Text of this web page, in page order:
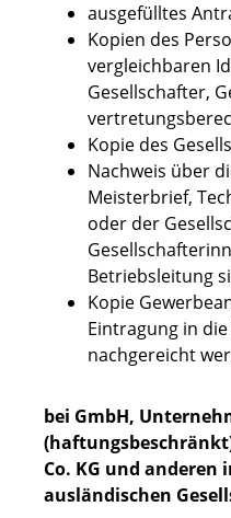
ausgefülltes
Kopien des
vergleichbaren
Gesellschafter,
Kopie des
Nachweis über
Meisterbrief,
oder der
Betriebsleitung
Kopie
Eintragung in
nachgereicht
bei GmbH,
Co. KG und anderen
ausländischen